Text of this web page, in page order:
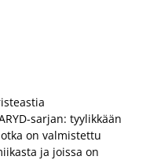
sarjan: tyylikkään
on valmistettu
ja joissa on